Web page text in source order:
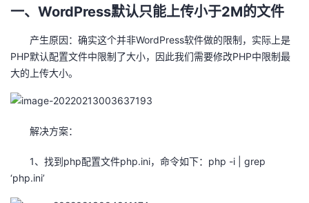
发
者
客
论
的
我
一、WordPress默认只能上传小于2M的文件
产生原因：确实这个并非WordPress软件做的限制，实际上是
PHP默认配置文件中限制了大小，因此我们需要修改PHP中限制最
大的上传大小。
解决方案：
1、找到php配置文件php.ini，命令如下：php -i | grep
‘php.ini’